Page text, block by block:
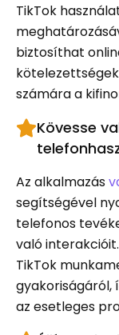
TikTok
biztosíthat
számára a
Kövesse
Az alkalmazás
segítségével
telefonos
való
TikTok
gyakoriságáról,
az esetleges